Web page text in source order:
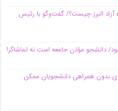
آزاد البرز چیست؟/ گفت‌وگو با رئیس
دانشجو مؤذن جامعه است نه تماشاگر!
بدون همراهی دانشجویان ممکن